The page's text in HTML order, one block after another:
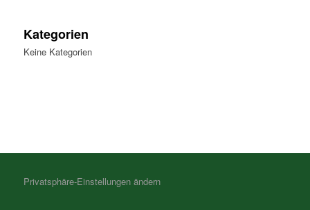
Kategorien
Keine Kategorien
Privatsphäre-Einstellungen ändern